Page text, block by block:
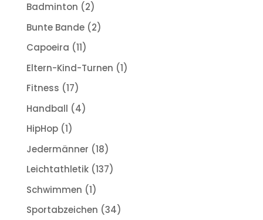
Badminton (2)
Bunte Bande(2)
Capoeira (11)
Eltern-Kind-Turnen (1)
Fitness (17)
Handball (4)
HipHop(1)
Jedermänner (18)
Leichtathletik(137)
Schwimmen (1)
Sportabzeichen (34)